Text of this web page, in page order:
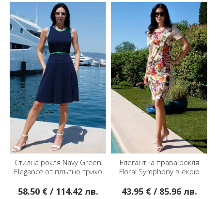
Стилна рокля Navy Green
Elegance от плътно трико
58.50 € / 114.42 лв.
Елегантна права рокля
Floral Symphony в екрю
43.95 € / 85.96 лв.